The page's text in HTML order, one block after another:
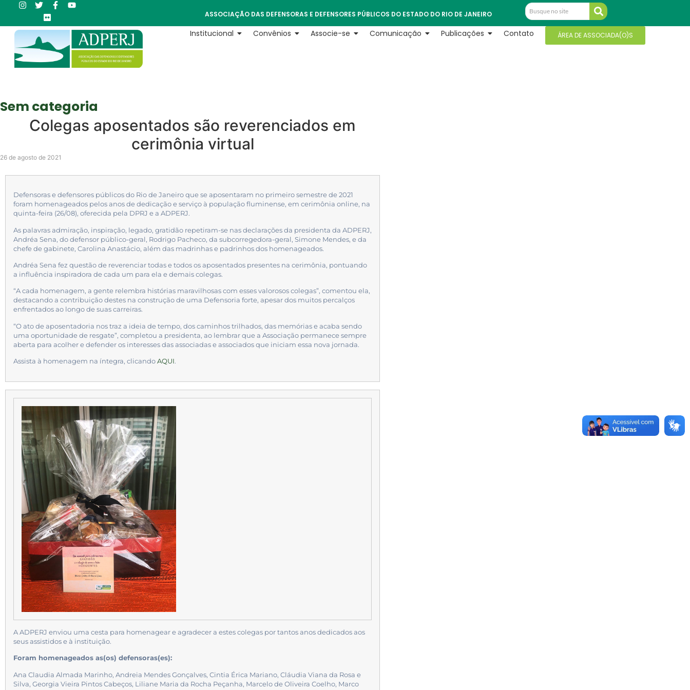
ASSOCIAÇÃO DAS DEFENSORAS E DEFENSORES PÚBLICOS DO ESTADO DO RIO DE JANEIRO
Institucional Convênios Associe-se Comunicação Publicações Contato ÁREA DE ASSOCIADA(O)S
Sem categoria
Colegas aposentados são reverenciados em
cerimônia virtual
26 de agosto de 2021
Defensoras e defensores públicos do Rio de Janeiro que se aposentaram no primeiro semestre de 2021
foram homenageados pelos anos de dedicação e serviço à população fluminense, em cerimônia online, na
quinta-feira (26/08), oferecida pela DPRJ e a ADPERJ.
As palavras admiração, inspiração, legado, gratidão repetiram-se nas declarações da presidenta da ADPERJ,
Andréa Sena, do defensor público-geral, Rodrigo Pacheco, da subcorregedora-geral, Simone Mendes, e da
chefe de gabinete, Carolina Anastácio, além das madrinhas e padrinhos dos homenageados.
Andréa Sena fez questão de reverenciar todas e todos os aposentados presentes na cerimônia, pontuando
a influência inspiradora de cada um para ela e demais colegas.
“A cada homenagem, a gente relembra histórias maravilhosas com esses valorosos colegas”, comentou ela,
destacando a contribuição destes na construção de uma Defensoria forte, apesar dos muitos percalços
enfrentados ao longo de suas carreiras.
“O ato de aposentadoria nos traz a ideia de tempo, dos caminhos trilhados, das memórias e acaba sendo
uma oportunidade de resgate”, completou a presidenta, ao lembrar que a Associação permanece sempre
aberta para acolher e defender os interesses das associadas e associados que iniciam essa nova jornada.
Assista à homenagem na íntegra, clicando AQUI.
A ADPERJ enviou uma cesta para homenagear e agradecer a estes colegas por tantos anos dedicados aos
seus assistidos e à instituição.
Foram homenageados as(os) defensoras(es):
Ana Claudia Almada Marinho, Andreia Mendes Gonçalves, Cintia Érica Mariano, Cláudia Viana da Rosa e
Silva, Georgia Vieira Pintos Cabeços, Liliane Maria da Rocha Peçanha, Marcelo de Oliveira Coelho, Marco